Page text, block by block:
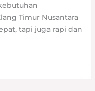
Timur Nusantara
tapi juga rapi dan